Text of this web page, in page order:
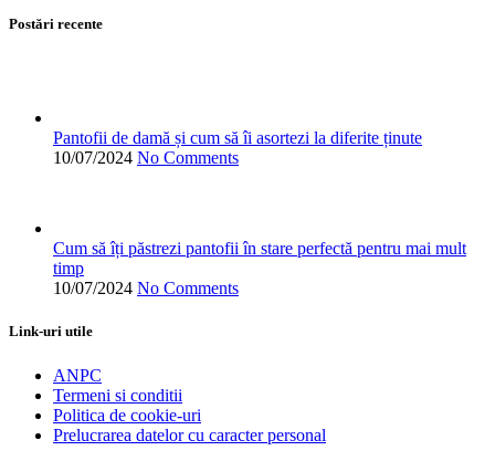
Postări recente
Pantofii de damă și cum să îi asortezi la diferite ținute
10/07/2024 No Comments
Cum să îți păstrezi pantofii în stare perfectă pentru mai mult
timp
10/07/2024 No Comments
Link-uri utile
ANPC
Termeni si conditii
Politica de cookie-uri
Prelucrarea datelor cu caracter personal